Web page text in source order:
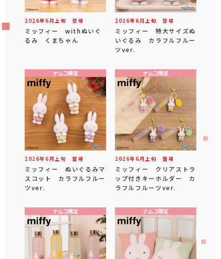
2026年6 月 上旬 登場
ミッフィー withぬいぐ
るみ くまちゃん
2026年6 月 上旬 登場
ミッフィー 特大サイズぬ
いぐるみ カラフルフルー
ツver.
2026年6 月 上旬 登場
ミッフィー ぬいぐるみマ
スコット カラフルフルー
ツver.
2026年6 月 上旬 登場
ミッフィー クリアストラ
ップ付きキーホルダー カ
ラフルフルーツver.